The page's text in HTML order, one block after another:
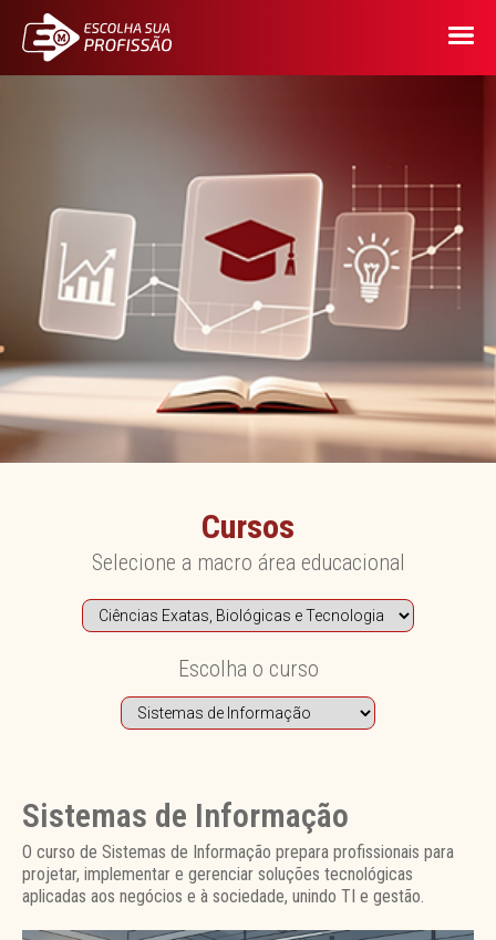
Cursos
Selecione a macro área educacional
Escolha o curso
Sistemas de Informação
O curso de Sistemas de Informação prepara profissionais para
projetar, implementar e gerenciar soluções tecnológicas
aplicadas aos negócios e à sociedade, unindo TI e gestão.